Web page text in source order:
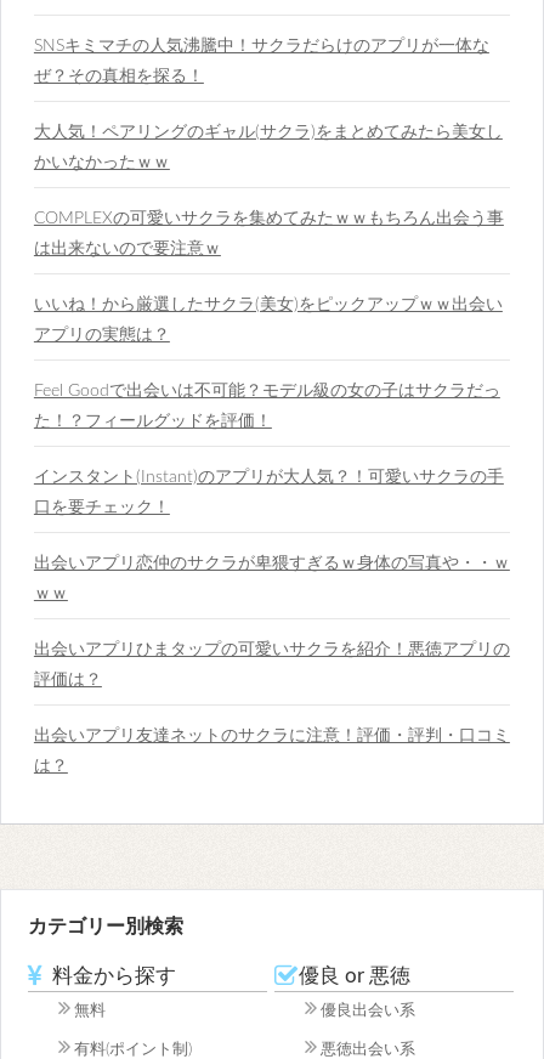
SNSキミマチの人気沸騰中！サクラだらけのアプリが一体な
ぜ？その真相を探る！
大人気！ペアリングのギャル(サクラ)をまとめてみたら美女し
かいなかったｗｗ
COMPLEXの可愛いサクラを集めてみたｗｗもちろん出会う事
は出来ないので要注意ｗ
いいね！から厳選したサクラ(美女)をピックアップｗｗ出会い
アプリの実態は？
Feel Goodで出会いは不可能？モデル級の女の子はサクラだっ
た！？フィールグッドを評価！
インスタント(Instant)のアプリが大人気？！可愛いサクラの手
口を要チェック！
出会いアプリ恋仲のサクラが卑猥すぎるｗ身体の写真や・・ｗ
ｗｗ
出会いアプリひまタップの可愛いサクラを紹介！悪徳アプリの
評価は？
出会いアプリ友達ネットのサクラに注意！評価・評判・口コミ
は？
カテゴリー別検索
料金から探す
無料
有料(ポイント制)
優良 or 悪徳
優良出会い系
悪徳出会い系